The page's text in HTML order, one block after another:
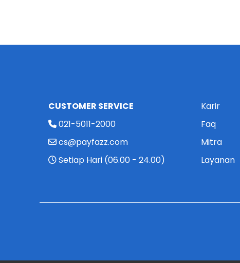
CUSTOMER SERVICE
021-5011-2000
cs@payfazz.com
Setiap Hari (06.00 - 24.00)
Karir
Faq
Mitra
Layanan